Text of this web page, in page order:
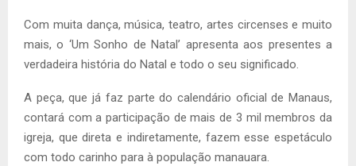
Com muita dança, música, teatro, artes circenses e muito
mais, o ‘Um Sonho de Natal’ apresenta aos presentes a
verdadeira história do Natal e todo o seu significado.
A peça, que já faz parte do calendário oficial de Manaus,
contará com a participação de mais de 3 mil membros da
igreja, que direta e indiretamente, fazem esse espetáculo
com todo carinho para à população manauara.